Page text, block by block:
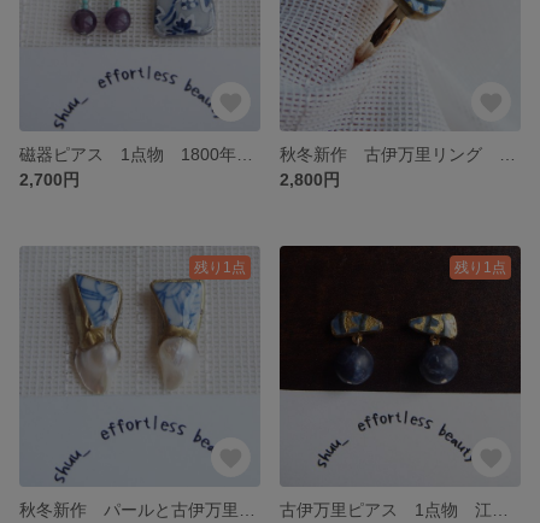
2,700円
2,800円
残り1点 残り1点